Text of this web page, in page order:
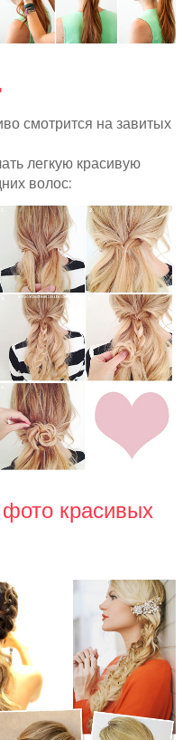
смотрится на завитых
легкую красивую
волос:
красивых